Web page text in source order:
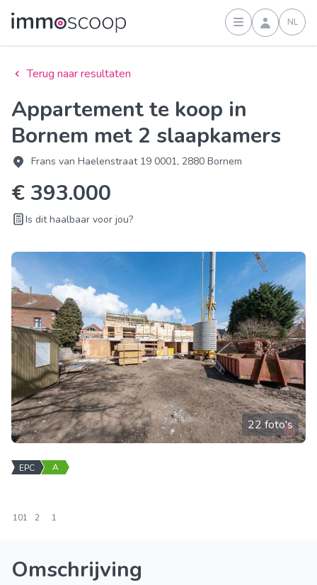
Inloggen
NL
Terug naar resultaten
Appartement te koop in
Bornem met 2 slaapkamers
Frans van Haelenstraat 19 0001, 2880 Bornem
€ 393.000
Is dit haalbaar voor jou?
22 foto's
EPC A
101 2 1
Omschrijving